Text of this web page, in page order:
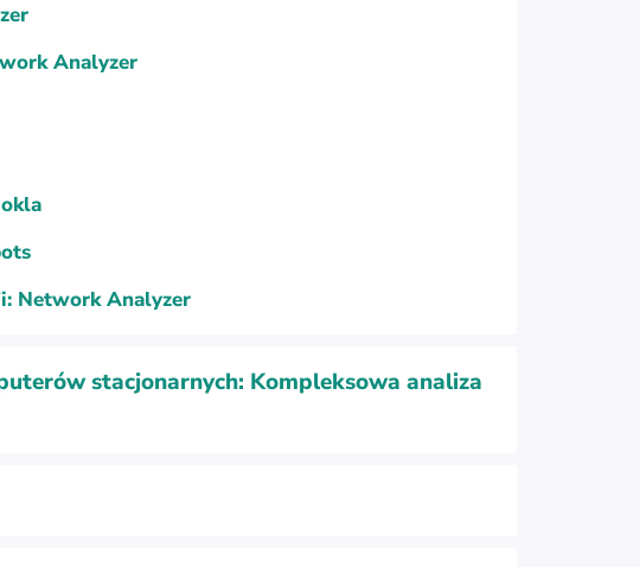
Analyzer
Network Analyzer
stacjonarnych: Kompleksowa analiza